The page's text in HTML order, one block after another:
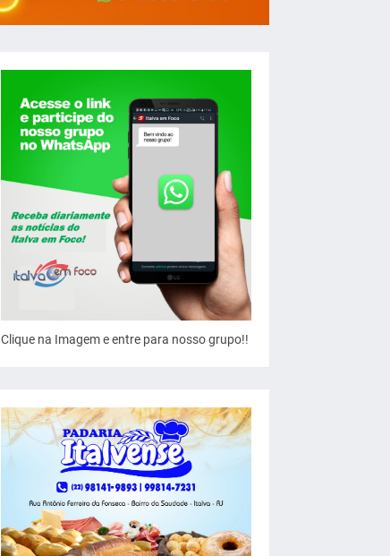
Clique na Imagem e entre para nosso grupo!!